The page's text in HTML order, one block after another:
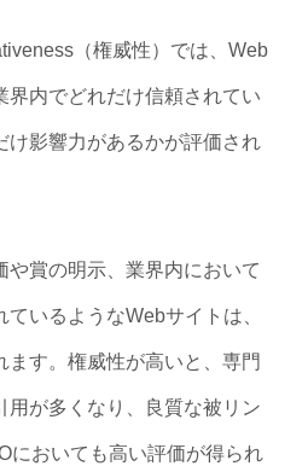
（権威性）では、Web
界内でどれだけ信頼されてい
け影響力があるかが評価され
や賞の明示、業界内において
いるようなWebサイトは、
ます。権威性が高いと、専門
用が多くなり、良質な被リン
においても高い評価が得られ